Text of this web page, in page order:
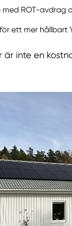
med ROT-avdrag
ett mer hållbart
är inte en